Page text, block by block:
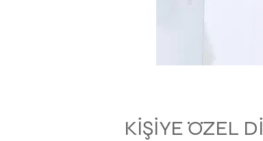
KİŞİYE ÖZEL